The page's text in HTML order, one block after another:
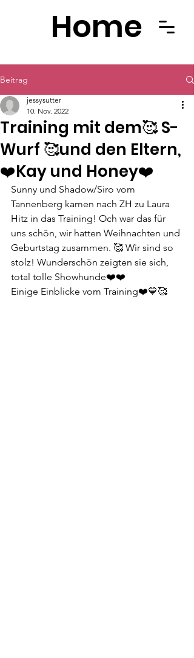
Home
Beitrag
Training mit dem🥰 S-
Wurf 🥰und den Eltern,
❤️Kay und Honey❤️
jessysutter
10. Nov. 2022
Sunny und Shadow/Siro vom
Tannenberg kamen nach ZH zu Laura
Hitz in das Training! Och war das für
uns schön, wir hatten Weihnachten und
Geburtstag zusammen. 🥰 Wir sind so
stolz! Wunderschön zeigten sie sich,
total tolle Showhunde❤️❤️
Einige Einblicke vom Training❤️💙🥰